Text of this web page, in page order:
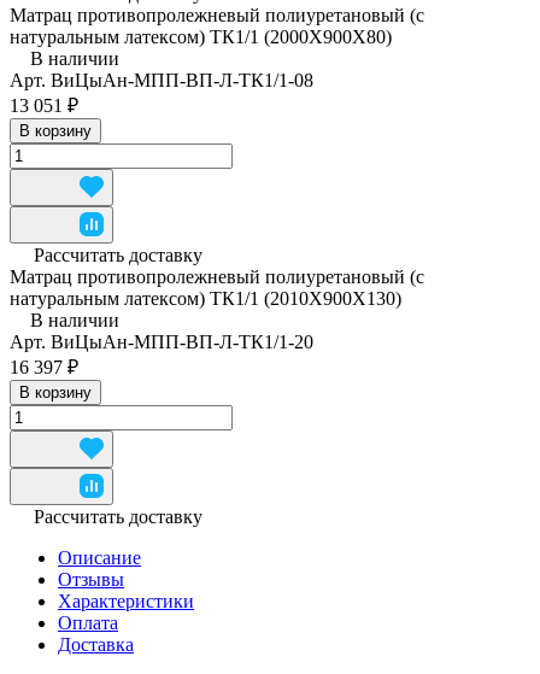
Матрац противопролежневый полиуретановый (с
натуральным латексом) ТК1/1 (2000Х900Х80)
В наличии
Арт. ВиЦыАн-МПП-ВП-Л-ТК1/1-08
13 051 ₽
В корзину
Рассчитать доставку
Матрац противопролежневый полиуретановый (с
натуральным латексом) ТК1/1 (2010Х900Х130)
В наличии
Арт. ВиЦыАн-МПП-ВП-Л-ТК1/1-20
16 397 ₽
В корзину
Рассчитать доставку
Описание
Отзывы
Характеристики
Оплата
Доставка